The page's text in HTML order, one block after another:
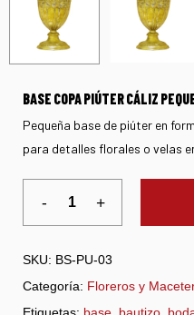
BASE COPA PIÚTER CÁLIZ
Pequeña base de piúter en
para detalles florales o velas
SKU: BS-PU-03
Categoría: Floreros y
Etiquetas: base bautizo